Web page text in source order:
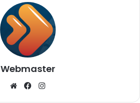
Webmaster
WebsiteFacebook